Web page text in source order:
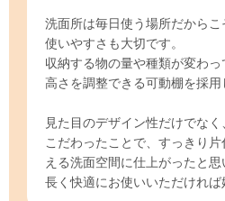
洗面所は毎日使う場所だからこ
使いやすさも大切です。
収納する物の量や種類が変わっ
高さを調整できる可動棚を採用
見た目のデザイン性だけでな
こだわったことで、すっきり
える洗面空間に仕上がったと思
長く快適にお使いいただければ